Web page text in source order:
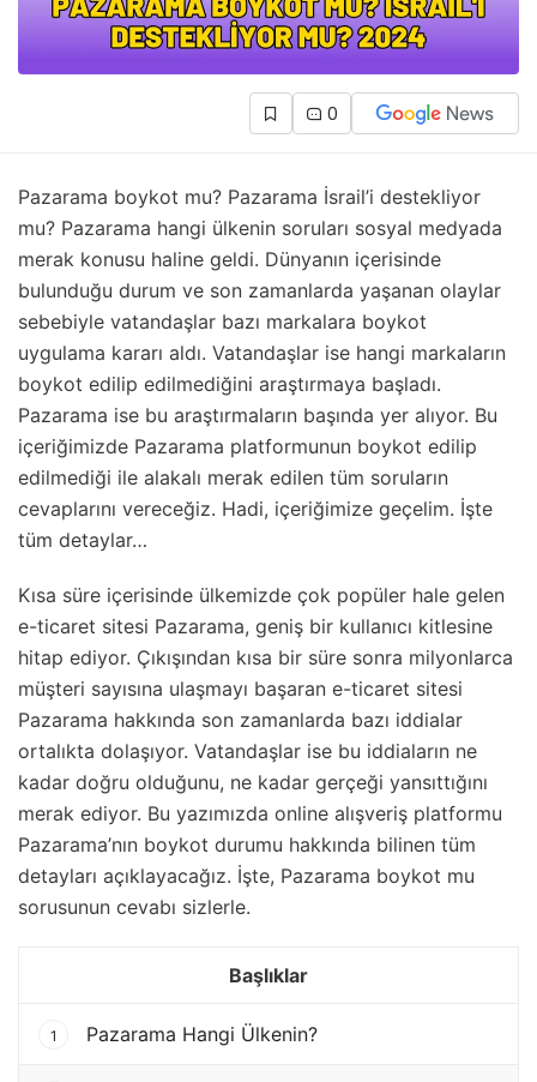
0
Pazarama boykot mu? Pazarama İsrail’i destekliyor
mu? Pazarama hangi ülkenin soruları sosyal medyada
merak konusu haline geldi. Dünyanın içerisinde
bulunduğu durum ve son zamanlarda yaşanan olaylar
sebebiyle vatandaşlar bazı markalara boykot
uygulama kararı aldı. Vatandaşlar ise hangi markaların
boykot edilip edilmediğini araştırmaya başladı.
Pazarama ise bu araştırmaların başında yer alıyor. Bu
içeriğimizde Pazarama platformunun boykot edilip
edilmediği ile alakalı merak edilen tüm soruların
cevaplarını vereceğiz. Hadi, içeriğimize geçelim. İşte
tüm detaylar…
Kısa süre içerisinde ülkemizde çok popüler hale gelen
e-ticaret sitesi Pazarama, geniş bir kullanıcı kitlesine
hitap ediyor. Çıkışından kısa bir süre sonra milyonlarca
müşteri sayısına ulaşmayı başaran e-ticaret sitesi
Pazarama hakkında son zamanlarda bazı iddialar
ortalıkta dolaşıyor. Vatandaşlar ise bu iddiaların ne
kadar doğru olduğunu, ne kadar gerçeği yansıttığını
merak ediyor. Bu yazımızda online alışveriş platformu
Pazarama’nın boykot durumu hakkında bilinen tüm
detayları açıklayacağız. İşte, Pazarama boykot mu
sorusunun cevabı sizlerle.
Başlıklar
1 Pazarama Hangi Ülkenin?